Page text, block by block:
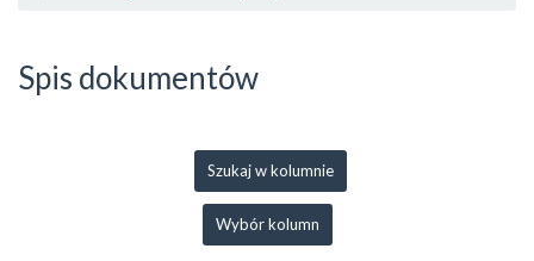
Spis dokumentów
Szukaj w kolumnie
Wybór kolumn